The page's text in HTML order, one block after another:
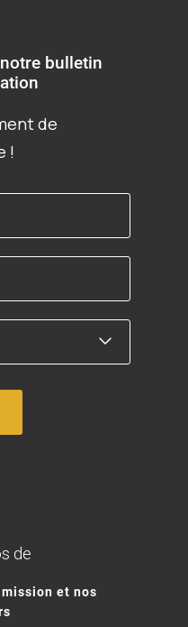
bulletin
de
!
de
et nos